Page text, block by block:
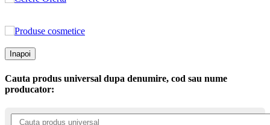
Inapoi
Cauta produs universal dupa denumire, cod sau nume
producator: